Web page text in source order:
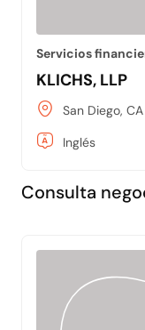
Servicios
KLICHS, LLP
San Diego, CA
Inglés
Consulta